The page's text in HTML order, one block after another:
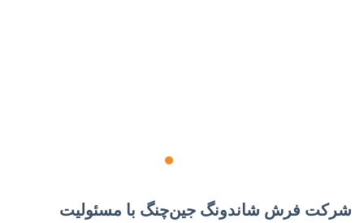
شرکت فرش شاندونگ جین‌چنگ با مسئولیت